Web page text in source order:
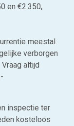
en €2.350,
meestal
verborgen
altijd
inspectie ter
kosteloos